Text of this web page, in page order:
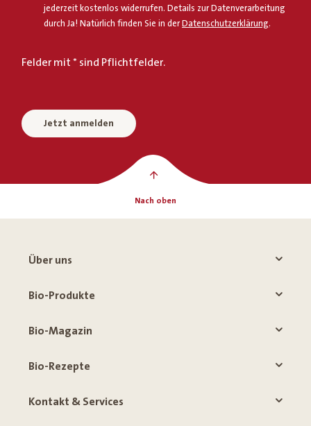
jederzeit kostenlos widerrufen. Details zur Datenverarbeitung
durch Ja! Natürlich finden Sie in derDatenschutzerklärung.
Felder mit * sind Pflichtfelder.
Jetzt anmelden
Nach oben
Über uns
Bio-Produkte
Bio-Magazin
Bio-Rezepte
Kontakt & Services